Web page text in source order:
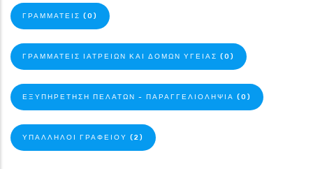
ΓΡΑΜΜΑΤΕΊΣ (0)
ΓΡΑΜΜΑΤΕΊΣ ΙΑΤΡΕΊΩΝ ΚΑΙ ΔΟΜΏΝ ΥΓΕΊΑΣ (0)
ΕΞΥΠΗΡΈΤΗΣΗ ΠΕΛΑΤΏΝ - ΠΑΡΑΓΓΕΛΙΟΛΗΨΊΑ (0)
ΥΠΆΛΛΗΛΟΙ ΓΡΑΦΕΊΟΥ (2)